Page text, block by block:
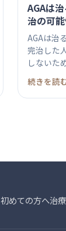
AGAは
治の可
の正し
AGAは治
完治した
しないた
果を...
続きを読
初めての方へ治